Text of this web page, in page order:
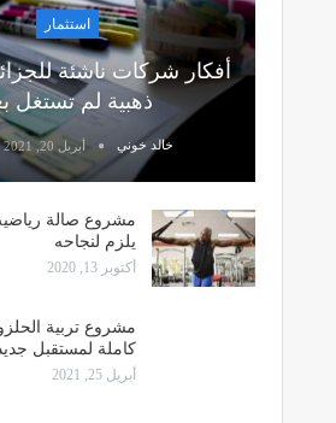
استثمار
أفكار شركات ناشئة
ذهبية لم تستغل
خالد خوني أبريل 20, 2021
يلزم لنجاحه
أكتوبر 13, 2020
مشروع تربية
كاملة لمستقبل
أبريل 25, 2021